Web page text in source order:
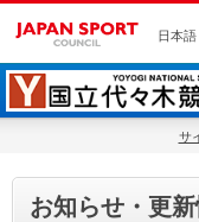
日本語
サ
お知らせ・更